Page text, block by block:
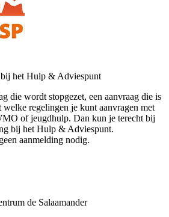
het Hulp & Adviespunt
die wordt stopgezet, een aanvraag die is
regelingen je kunt aanvragen met
of jeugdhulp. Dan kun je terecht bij
bij het Hulp & Adviespunt.
aanmelding nodig.
de Salaamander